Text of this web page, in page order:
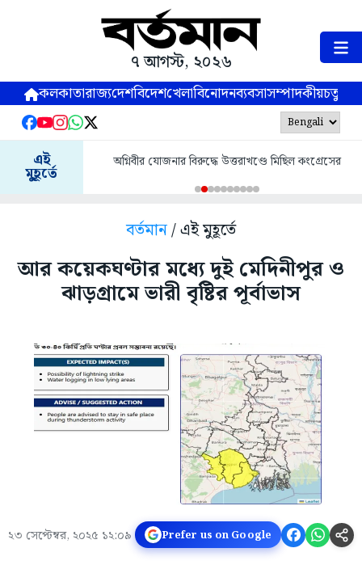
৭ আগস্ট, ২০২৬
কলকাতারাজ্যদেশবিদেশখেলাবিনোদনব্যবসাসম্পাদকীয়
এই
মুহূর্তে
অগ্নিবীর যোজনার বিরুদ্ধে উত্তরাখণ্ডে মিছিল কংগ্রেসের
বর্তমান/ এই মুহূর্তে
আর কয়েকঘণ্টার মধ্যে দুই মেদিনীপুর ও
ঝাড়গ্রামে ভারী বৃষ্টির পূর্বাভাস
২৩ সেপ্টেম্বর, ২০২৫ ১২:০৯ Prefer us on Google